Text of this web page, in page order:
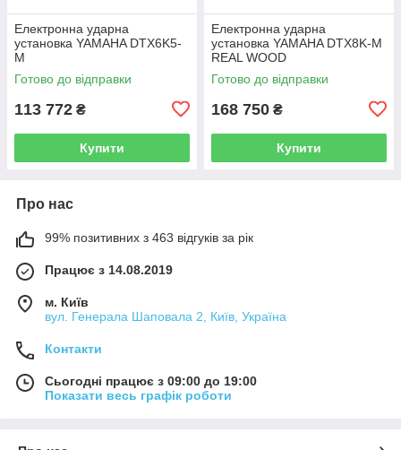
Електронна ударна
установка YAMAHA DTX6K5-
M
Готово до відправки
113 772 ₴
Купити
Електронна ударна
установка YAMAHA DTX8K-M
REAL WOOD
Готово до відправки
168 750 ₴
Купити
Про нас
99% позитивних з 463 відгуків за рік
Працює з 14.08.2019
м. Київ
вул. Генерала Шаповала 2, Київ, Україна
Контакти
Сьогодні працює з 09:00 до 19:00
Показати весь графік роботи